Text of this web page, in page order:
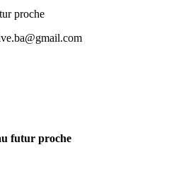
proche
futur proche